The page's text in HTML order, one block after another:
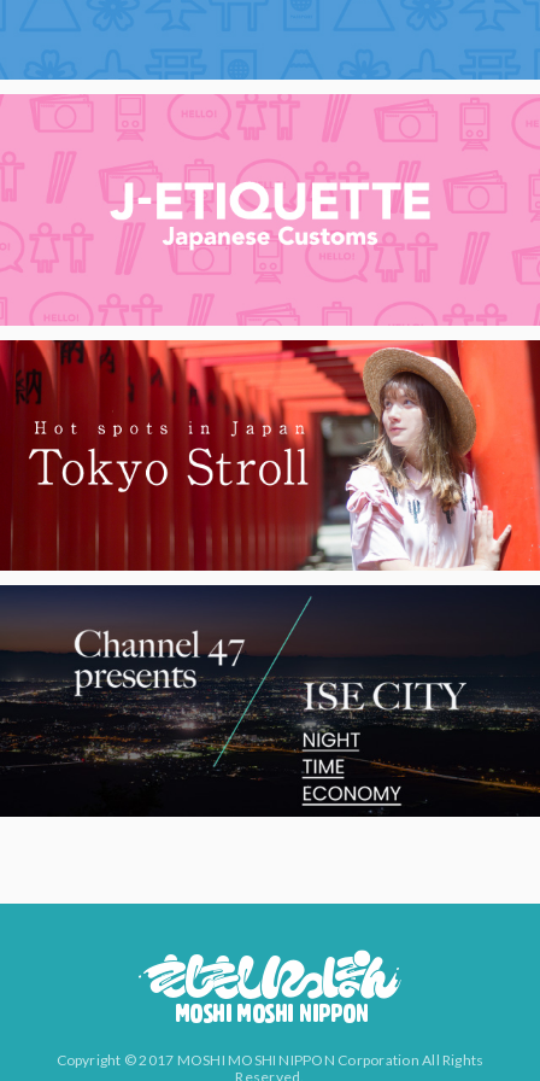
Copyright © 2017 MOSHI MOSHI NIPPON Corporation All Rights
Reserved.